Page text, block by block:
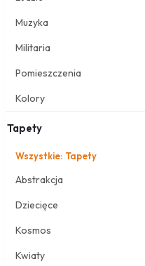
Muzyka
Militaria
Pomieszczenia
Kolory
Tapety
Wszystkie: Tapety
Abstrakcja
Dziecięce
Kosmos
Kwiaty